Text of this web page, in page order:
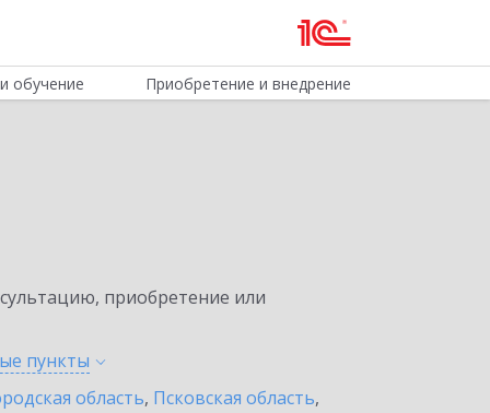
обучение Приобретение и внедрение
приобретение или
пункты
область, Псковская область,